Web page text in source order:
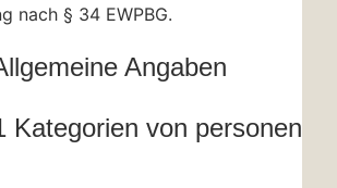
nach § 34 EWPBG.
Angaben
Kategorien von